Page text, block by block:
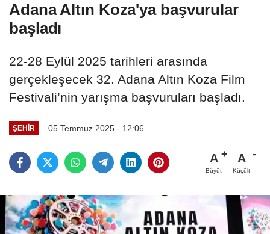
Adana Altın Koza'ya başvurular
başladı
22-28 Eylül 2025 tarihleri arasında
gerçekleşecek 32. Adana Altın Koza Film
Festivali’nin yarışma başvuruları başladı.
ŞEHIR 05 Temmuz 2025 - 12:06
A
Büyüt
A
Küçült